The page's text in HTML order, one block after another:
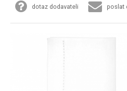
dotaz dodavateli poslat